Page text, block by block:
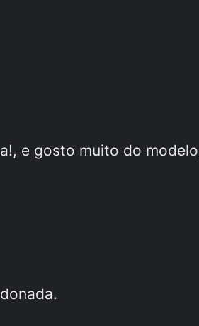
e gosto muito do